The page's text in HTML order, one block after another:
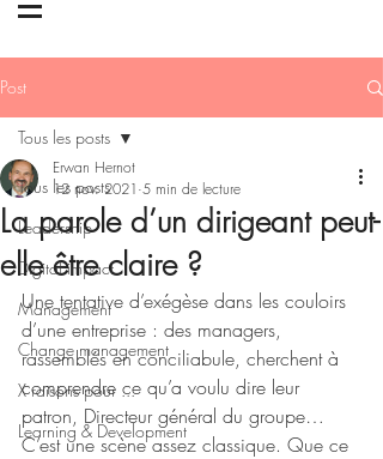
Post
Tous les posts
Leadership
Digital impact
Management
Change management
X raisons pour ...
Learning & Development
Tous les posts
La parole d’un dirigeant peut-
elle être claire ?
Erwan Hernot
12 nov. 2021 5 min de lecture
Une tentative d’exégèse dans les couloirs
d’une entreprise : des managers,
rassemblés en conciliabule, cherchent à
comprendre ce qu’a voulu dire leur
patron, Directeur général du groupe…
C’est une scène assez classique. Que ce